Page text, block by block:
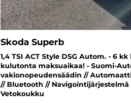
Skoda Superb
1,4 TSI ACT Style DSG Autom. - 6
kulutonta maksuaikaa! - Suomi-
vakionopeudensäädin //
// Bluetooth // Navigointijärjestelmä
Vetokoukku